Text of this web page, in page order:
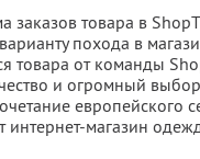
заказов товара в
похода в
товара от команды
и огромный
интернет-магазин